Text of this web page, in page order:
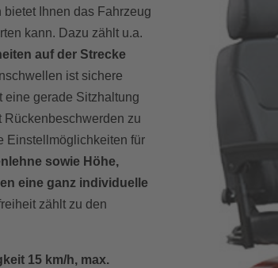
Ihnen das Fahrzeug
kann. Dazu zählt u.a.
auf der Strecke
ist sichere
eine gerade Sitzhaltung
Rückenbeschwerden zu
Einstellmöglichkeiten für
sowie Höhe,
eine ganz individuelle
zählt zu den
15 km/h, max.